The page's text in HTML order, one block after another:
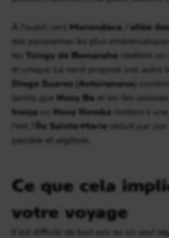
À l’ouest, vers Morondava allée
des panoramas les plus
les Tsingy de Bemaraha révèlent
et unique. Le nord propose une autre
Diego Suarez (Antsiranana)
tandis que Nosy Be et les îles
Iranja
Nosy Komba invitent à
l’est, l’ Île Sainte-Marie séduit par
paisible et végétale.
Ce que cela
votre voyage
Il est difficile de tout voir en un seul